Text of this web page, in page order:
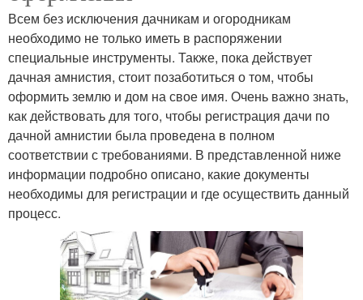
Всем без исключения дачникам и огородникам
необходимо не только иметь в распоряжении
специальные инструменты. Также, пока действует
дачная амнистия, стоит позаботиться о том, чтобы
оформить землю и дом на свое имя. Очень важно знать,
как действовать для того, чтобы регистрация дачи по
дачной амнистии была проведена в полном
соответствии с требованиями. В представленной ниже
информации подробно описано, какие документы
необходимы для регистрации и где осуществить данный
процесс.